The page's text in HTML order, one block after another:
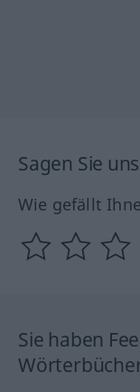
Sagen Sie
Wie gefällt
Sie haben